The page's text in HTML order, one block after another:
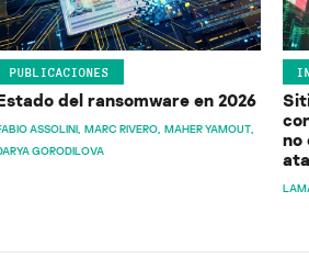
PUBLICACIONES
del ransomware en 2026
ASSOLINI MARC RIVERO MAHER YAMOUT
GORODILOVA
no